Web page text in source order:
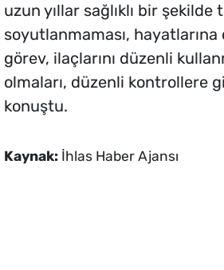
uzun yıllar sağlıklı bir
soyutlanmaması,
görev, ilaçlarını düzenli
olmaları, düzenli kontrollere
konuştu.
Kaynak: İhlas Haber Ajansı